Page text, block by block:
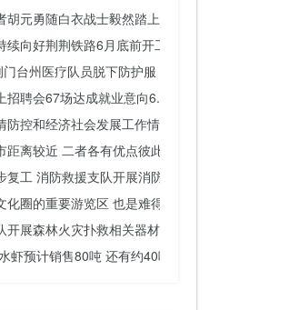
元勇随白衣战士毅然踏上征途
向好荆荆铁路6月底前开工
台州医疗队员脱下防护服 告别荆门的云彩启程
聘会67场达成就业意向6.2万人
控和经济社会发展工作情况
离较近 二者各有优点彼此之间差别不大
工 消防救援支队开展消防演练
圈的重要游览区 也是难得的旅游胜地
展森林火灾扑救相关器材装备学习
虾预计销售80吨 还有约40吨待销